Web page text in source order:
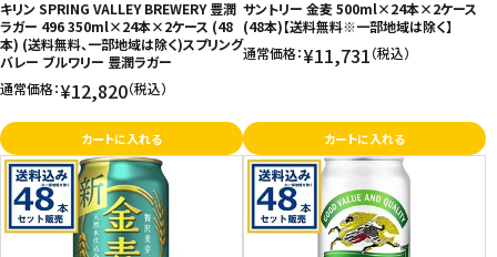
キリン SPRING VALLEY BREWERY 豊潤
ラガー 496 350ml×24本×2ケース (48
本) (送料無料、一部地域は除く)スプリング
バレー ブルワリー 豊潤ラガー
通常価格：¥12,820（税込）
カートに入れる
サントリー 金麦 500ml×24本×2ケース
(48本)【送料無料※一部地域は除く】
通常価格：¥11,731（税込）
カートに入れる